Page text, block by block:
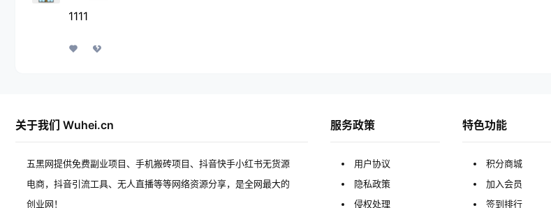
1111
关于我们 Wuhei.cn
五黑网提供免费副业项目、手机搬砖项目、抖音快手小红书无货源
电商，抖音引流工具、无人直播等等网络资源分享，是全网最大的
创业网！
服务政策
用户协议
隐私政策
侵权处理
特色功能
积分商城
加入会员
签到排行